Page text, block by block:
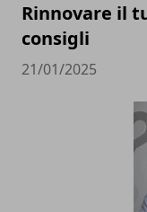
Rinnovare il
consigli
21/01/2025